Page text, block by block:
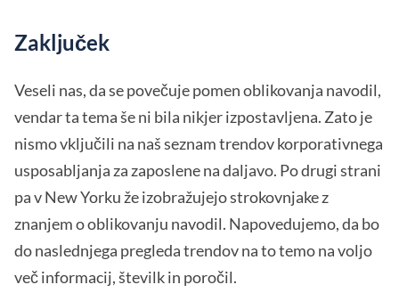
Zaključek
Veseli nas, da se povečuje pomen oblikovanja navodil,
vendar ta tema še ni bila nikjer izpostavljena. Zato je
nismo vključili na naš seznam trendov korporativnega
usposabljanja za zaposlene na daljavo. Po drugi strani
pa v New Yorku že izobražujejo strokovnjake z
znanjem o oblikovanju navodil. Napovedujemo, da bo
do naslednjega pregleda trendov na to temo na voljo
več informacij, številk in poročil.